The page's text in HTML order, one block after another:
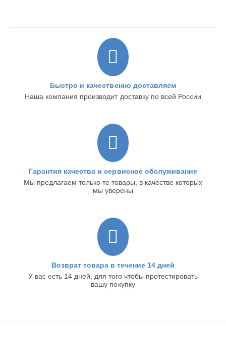
Быстро и качественно доставляем
Наша компания производит доставку по всей России
Гарантия качества и сервисное обслуживание
Мы предлагаем только те товары, в качестве которых
мы уверены
Возврат товара в течение 14 дней
У вас есть 14 дней, для того чтобы протестировать
вашу покупку